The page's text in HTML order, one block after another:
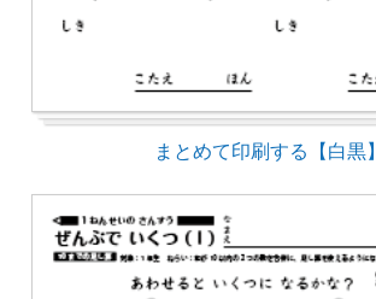
まとめて印刷する【白黒】